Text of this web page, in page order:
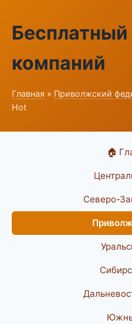
Бесплатный
компаний
Главная » Приволжский
Hot
🏠
Северо-